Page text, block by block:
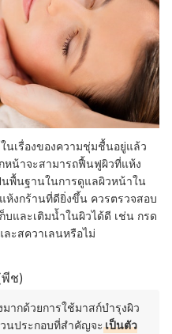
นเรื่องของความชุ่มชื้นอยู่แล้ว
หน้าจะสามารถฟื้นฟูผิวที่แห้ง
พื้นฐานในการดูแลผิวหน้าใน
ห้งกร้านที่ดียิ่งขึ้น ควรตรวจสอบ
และเติมน้ำในผิวได้ดี เช่น กรด
ะสควาเลนหรือไม่
ช)
ากด้วยการใช้มาสก์บำรุงผิว
นประกอบที่สำคัญจะเป็นตัว